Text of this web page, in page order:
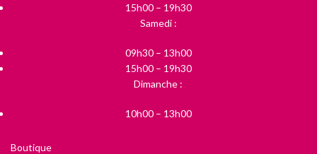
15h00 – 19h30
Samedi :
09h30 – 13h00
15h00 – 19h30
Dimanche :
10h00 – 13h00
Boutique